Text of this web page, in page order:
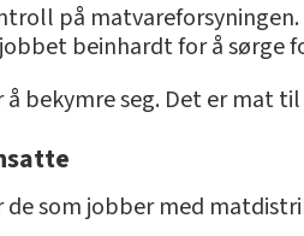
på
beinhardt for å sørge
å bekymre seg. Det er mat
som jobber med